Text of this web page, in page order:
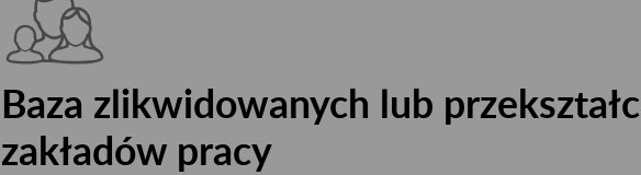
Baza zlikwidowanych lub
zakładów pracy